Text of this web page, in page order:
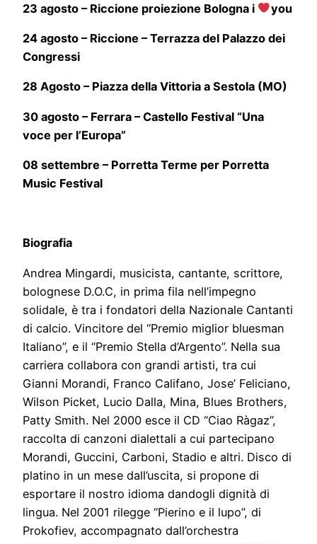
23 agosto – Riccione proiezione Bologna i you
24 agosto – Riccione – Terrazza del Palazzo dei
Congressi
28 Agosto – Piazza della Vittoria a Sestola (MO)
30 agosto – Ferrara – Castello Festival “Una
voce per l’Europa”
08 settembre – Porretta Terme per Porretta
Music Festival
Biografia
Andrea Mingardi, musicista, cantante, scrittore,
bolognese D.O.C, in prima fila nell’impegno
solidale, è tra i fondatori della Nazionale Cantanti
di calcio. Vincitore del “Premio miglior bluesman
Italiano”, e il “Premio Stella d’Argento”. Nella sua
carriera collabora con grandi artisti, tra cui
Gianni Morandi, Franco Califano, Jose’ Feliciano,
Wilson Picket, Lucio Dalla, Mina, Blues Brothers,
Patty Smith. Nel 2000 esce il CD “Ciao Ràgaz”,
raccolta di canzoni dialettali a cui partecipano
Morandi, Guccini, Carboni, Stadio e altri. Disco di
platino in un mese dall’uscita, si propone di
esportare il nostro idioma dandogli dignità di
lingua. Nel 2001 rilegge “Pierino e il lupo”, di
Prokofiev, accompagnato dall’orchestra